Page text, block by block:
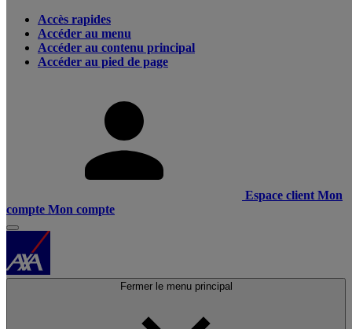
Accès rapides
Accéder au menu
Accéder au contenu principal
Accéder au pied de page
Espace client Mon
compte Mon compte
Fermer le menu principal